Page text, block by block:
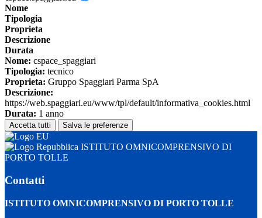
Nome
Tipologia
Proprieta
Descrizione
Durata
Nome: cspace_spaggiari
Tipologia: tecnico
Proprieta: Gruppo Spaggiari Parma SpA
Descrizione:
https://web.spaggiari.eu/www/tpl/default/informativa_cookies.html
Durata: 1 anno
Accetta tutti Salva le preferenze
ISTITUTO OMNICOMPRENSIVO DI
PORTO TOLLE
Contatti
ISTITUTO OMNICOMPRENSIVO DI PORTO TOLLE